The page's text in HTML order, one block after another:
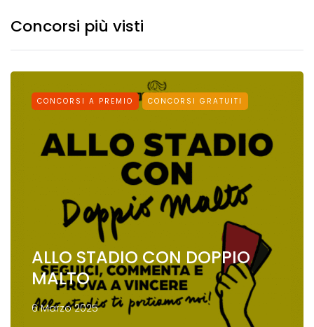
Concorsi più visti
CONCORSI A PREMIO CONCORSI GRATUITI
ALLO STADIO CON DOPPIO
MALTO
6 Marzo 2025